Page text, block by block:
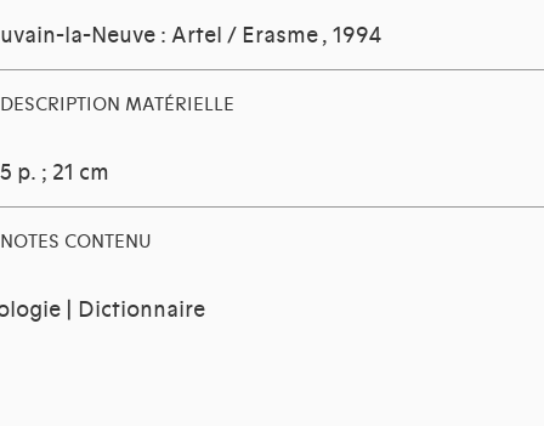
la-Neuve : Artel / Erasme, 1994
DESCRIPTION MATÉRIELLE
p. ; 21 cm
NOTES CONTENU
| Dictionnaire